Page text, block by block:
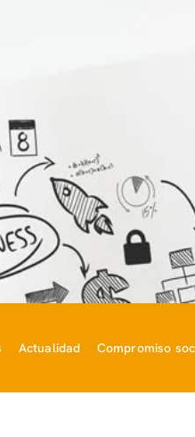
Actualidad Compromiso